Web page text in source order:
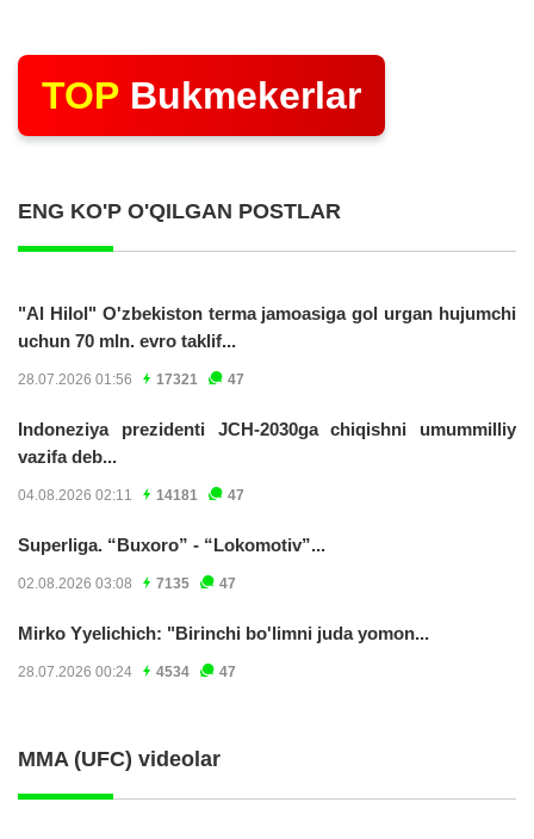
TOP Bukmekerlar
ENG KO'P O'QILGAN POSTLAR
"Al Hilol" O'zbekiston terma jamoasiga gol urgan hujumchi
uchun 70 mln. evro taklif...
28.07.2026 01:56 17321 47
Indoneziya prezidenti JCH-2030ga chiqishni umummilliy
vazifa deb...
04.08.2026 02:11 14181 47
Superliga. “Buxoro” - “Lokomotiv”...
02.08.2026 03:08 7135 47
Mirko Yyelichich: "Birinchi bo'limni juda yomon...
28.07.2026 00:24 4534 47
MMA (UFC) videolar